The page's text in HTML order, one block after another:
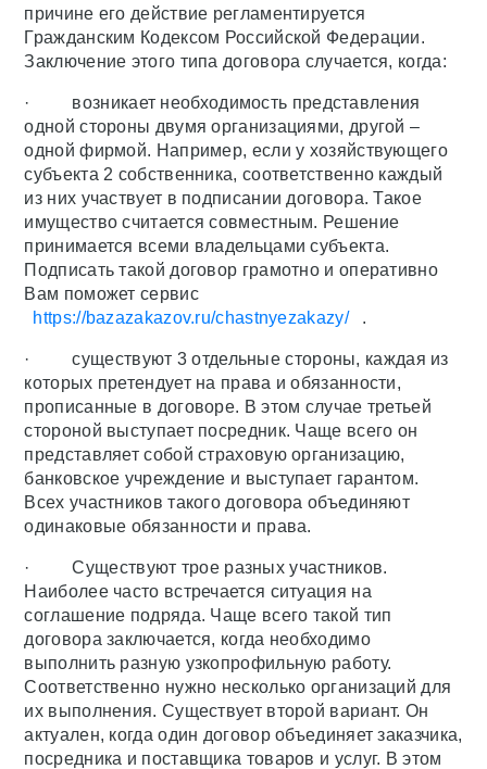
причине его действие регламентируется
Гражданским Кодексом Российской Федерации.
Заключение этого типа договора случается, когда:
· возникает необходимость представления
одной стороны двумя организациями, другой –
одной фирмой. Например, если у хозяйствующего
субъекта 2 собственника, соответственно каждый
из них участвует в подписании договора. Такое
имущество считается совместным. Решение
принимается всеми владельцами субъекта.
Подписать такой договор грамотно и оперативно
Вам поможет сервис
https://bazazakazov.ru/chastnyezakazy/
.
· существуют 3 отдельные стороны, каждая из
которых претендует на права и обязанности,
прописанные в договоре. В этом случае третьей
стороной выступает посредник. Чаще всего он
представляет собой страховую организацию,
банковское учреждение и выступает гарантом.
Всех участников такого договора объединяют
одинаковые обязанности и права.
· Существуют трое разных участников.
Наиболее часто встречается ситуация на
соглашение подряда. Чаще всего такой тип
договора заключается, когда необходимо
выполнить разную узкопрофильную работу.
Соответственно нужно несколько организаций для
их выполнения. Существует второй вариант. Он
актуален, когда один договор объединяет заказчика,
посредника и поставщика товаров и услуг. В этом